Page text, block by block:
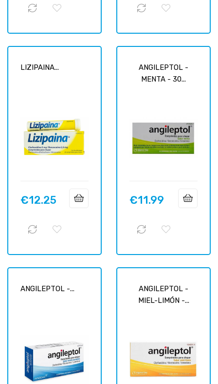
LIZIPAINA...
Price
€12.25
ANGILEPTOL -
MENTA - 30...
Price
€11.99
ANGILEPTOL -...
ANGILEPTOL -
MIEL-LIMÓN -...